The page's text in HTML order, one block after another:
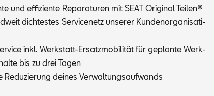
und ef­fi­zi­en­te Re­pa­ra­tu­ren mit SEAT Ori­gi­nal Tei­len®
dich­tes­tes Ser­vice­netz un­se­rer Kun­den­or­ga­ni­sa­ti­
inkl. Werk­statt-Er­satz­mo­bi­li­tät für ge­plan­te Werk­
bis zu drei Ta­gen
Re­du­zie­rung dei­nes Ver­wal­tungs­auf­wands